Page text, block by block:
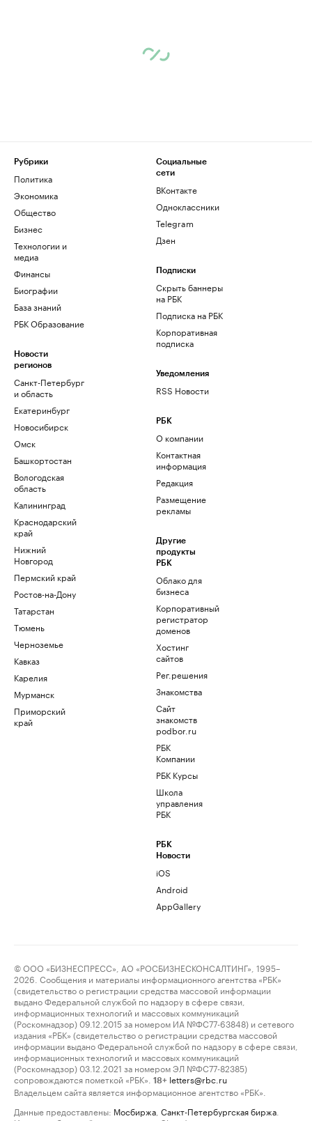
Рубрики
Политика
Экономика
Общество
Бизнес
Технологии и
медиа
Финансы
Биографии
База знаний
РБК Образование
Новости
регионов
Санкт-Петербург
и область
Екатеринбург
Новосибирск
Омск
Башкортостан
Вологодская
область
Калининград
Краснодарский
край
Нижний
Новгород
Пермский край
Ростов-на-Дону
Татарстан
Тюмень
Черноземье
Кавказ
Карелия
Мурманск
Приморский
край
Социальные
сети
ВКонтакте
Одноклассники
Telegram
Дзен
Подписки
Скрыть баннеры
на РБК
Подписка на РБК
Корпоративная
подписка
Уведомления
RSS Новости
РБК
О компании
Контактная
информация
Редакция
Размещение
рекламы
Другие
продукты
РБК
Облако для
бизнеса
Корпоративный
регистратор
доменов
Хостинг
сайтов
Рег.решения
Знакомства
Сайт
знакомств
podbor.ru
РБК
Компании
РБК Курсы
Школа
управления
РБК
РБК
Новости
iOS
Android
AppGallery
© ООО «БИЗНЕСПРЕСС», АО «РОСБИЗНЕСКОНСАЛТИНГ», 1995–
2026. Сообщения и материалы информационного агентства «РБК»
(свидетельство о регистрации средства массовой информации
выдано Федеральной службой по надзору в сфере связи,
информационных технологий и массовых коммуникаций
(Роскомнадзор) 09.12.2015 за номером ИА №ФС77-63848) и сетевого
издания «РБК» (свидетельство о регистрации средства массовой
информации выдано Федеральной службой по надзору в сфере связи,
информационных технологий и массовых коммуникаций
(Роскомнадзор) 03.12.2021 за номером ЭЛ №ФС77-82385)
сопровождаются пометкой «РБК».
18+ letters@rbc.ru
Владельцем сайта является информационное агентство «РБК».
Данные предоставлены: Мосбиржа Санкт-Петербургская биржа